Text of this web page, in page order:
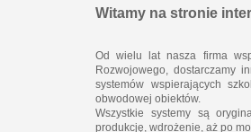
Witamy na stronie
Od wielu lat nasza firma
Rozwojowego, dostarczamy
systemów wspierających
obwodowej obiektów.
Wszystkie systemy są
produkcję, wdrożenie, aż po